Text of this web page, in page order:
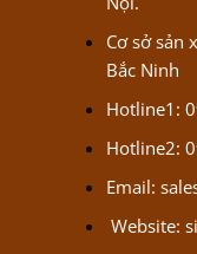
Cơ sở sản
Bắc Ninh
Hotline1:
Hotline2:
Email:
Website: